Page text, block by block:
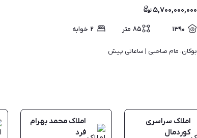
۵,۷۰۰,۰۰۰,۰۰۰
۱۳۹۰ ۸۵ متر ۲ خوابه
بوکان، مام صاحبی | ساعاتی پیش
املاک سراسری
کوردمال
املاک محمد بهرام
فرد